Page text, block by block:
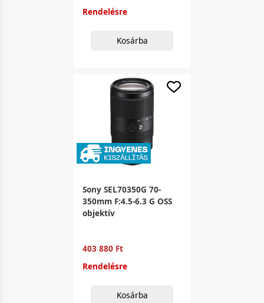
Rendelésre
Kosárba
Sony SEL70350G 70-
350mm F:4.5-6.3 G OSS
objektív
403 880 Ft
Rendelésre
Kosárba